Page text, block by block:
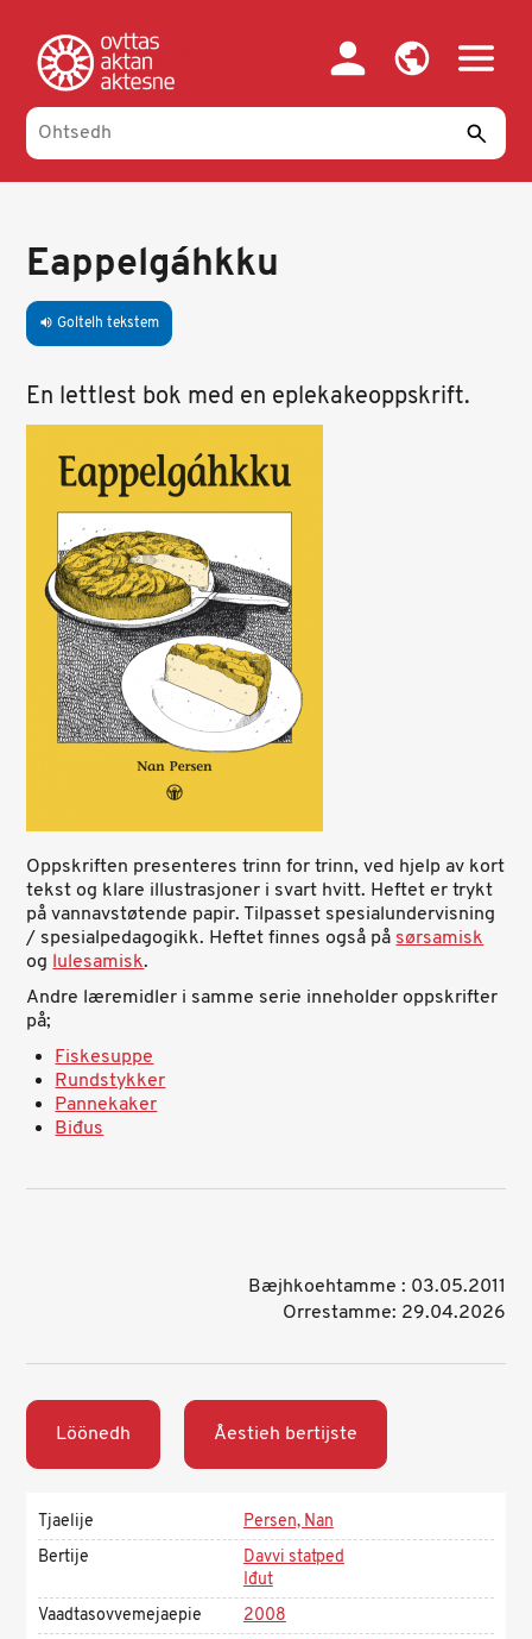
main
content
Eappelgáhkku
volume_up Goltelh tekstem
En lettlest bok med en eplekakeoppskrift.
Oppskriften presenteres trinn for trinn, ved hjelp av kort
tekst og klare illustrasjoner i svart hvitt. Heftet er trykt
på vannavstøtende papir. Tilpasset spesialundervisning
/ spesialpedagogikk. Heftet finnes også påsørsamisk
oglulesamisk.
Andre læremidler i samme serie inneholder oppskrifter
på;
Fiskesuppe
Rundstykker
Pannekaker
Biđus
Bæjhkoehtamme : 03.05.2011
Orrestamme: 29.04.2026
Löönedh Åestieh bertijste
Tjaelije
Persen, Nan
Bertije
Davvi statped
Iđut
Vaadtasovvemejaepie
2008